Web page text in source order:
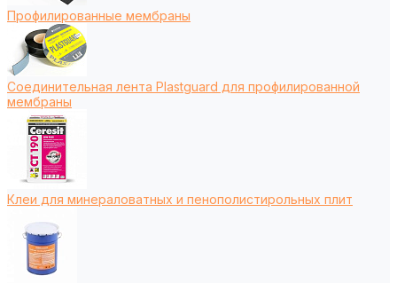
Профилированные мембраны
Соединительная лента Plastguard для профилированной
мембраны
Клеи для минераловатных и пенополистирольных плит